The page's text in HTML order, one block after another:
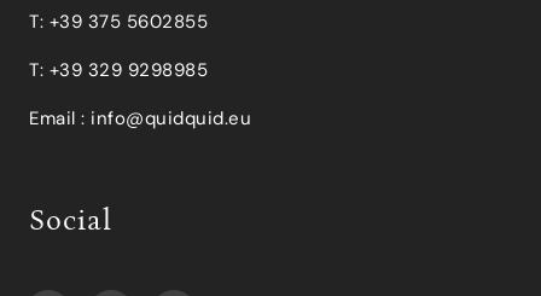
T: +39 375 5602855
T: +39 329 9298985
Email : info@quidquid.eu
Social